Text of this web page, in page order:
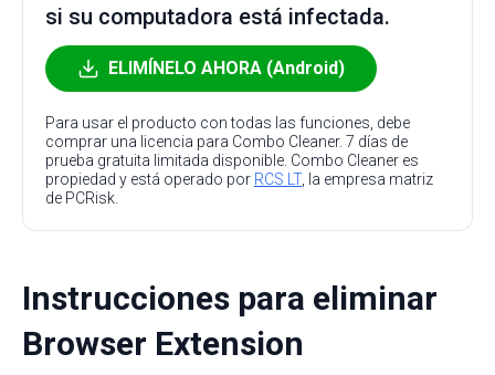
si su computadora está infectada.
ELIMÍNELO AHORA (Android)
Para usar el producto con todas las funciones, debe
comprar una licencia para Combo Cleaner. 7 días de
prueba gratuita limitada disponible. Combo Cleaner es
propiedad y está operado por RCS LT, la empresa matriz
de PCRisk.
Instrucciones para eliminar
Browser Extension